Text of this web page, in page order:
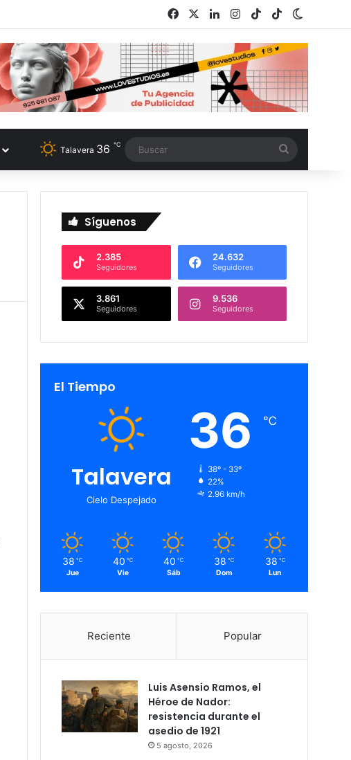
Facebook LinkedInInstagram
TikTokRSS
Talavera 36 ℃
Síguenos
2.385
Seguidores
24.632
Seguidores
3.861
Seguidores
9.536
Seguidores
El Tiempo
Talavera
Cielo Despejado
36 ℃
38º - 33º
22%
2.96 km/h
38 ℃
Jue
40 ℃
Vie
40 ℃
Sáb
38 ℃
Dom
38 ℃
Lun
Reciente Popular
Luis Asensio Ramos, el
Héroe de Nador:
resistencia durante el
asedio de 1921
5 agosto, 2026